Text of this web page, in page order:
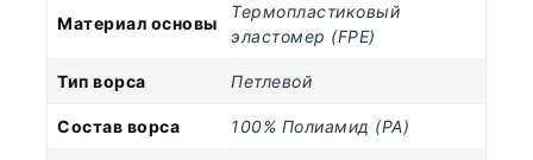
Материал основы
Термопластиковый
эластомер (FPE)
Тип ворса Петлевой
Состав ворса 100% Полиамид (PA)